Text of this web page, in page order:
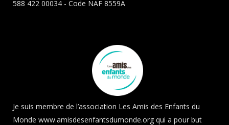
588 422 00034 - Code NAF 8559A
Je suis membre de l’association Les Amis des Enfants du
Monde www.amisdesenfantsdumonde.org qui a pour but